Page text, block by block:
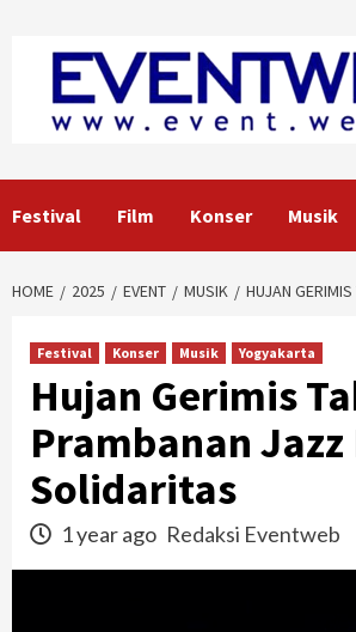
content
Festival Film Konser Musik
HOME 2025 EVENT MUSIK HUJAN
Festival Konser Musik Yogyakarta
Hujan Gerimis
Prambanan
Solidaritas
1 year ago Redaksi Eventweb